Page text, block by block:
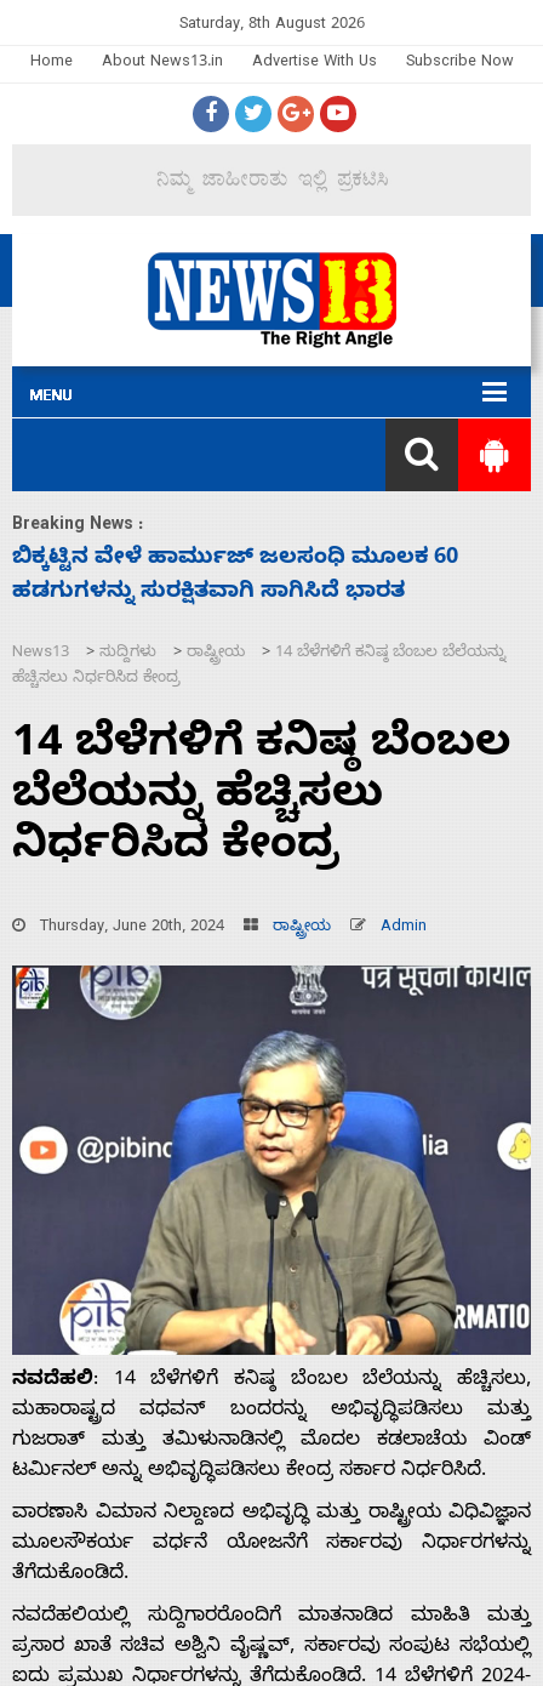
Saturday, 8th August 2026
Home
About News13.in Advertise With Us Subscribe Now
Breaking News :
ನಾಗೇಂದ್ರ ರಾಜೀನಾಮೆ ಕೊಡದಿದ್ದರೆ ಸದನ ನಡೆಸಲು
ಬಿಡೆವು: ಛಲವಾದಿ ನಾರಾಯಣಸ್ವಾಮಿ
News13 > ಸುದ್ದಿಗಳು > ರಾಷ್ಟ್ರೀಯ > 14 ಬೆಳೆಗಳಿಗೆ ಕನಿಷ್ಠ ಬೆಂಬಲ ಬೆಲೆಯನ್ನು
ಹೆಚ್ಚಿಸಲು ನಿರ್ಧರಿಸಿದ ಕೇಂದ್ರ
14 ಬೆಳೆಗಳಿಗೆ ಕನಿಷ್ಠ ಬೆಂಬಲ
ಬೆಲೆಯನ್ನು ಹೆಚ್ಚಿಸಲು
ನಿರ್ಧರಿಸಿದ ಕೇಂದ್ರ
Thursday, June 20th, 2024 ರಾಷ್ಟ್ರೀಯ Admin
ನವದೆಹಲಿ: 14 ಬೆಳೆಗಳಿಗೆ ಕನಿಷ್ಠ ಬೆಂಬಲ ಬೆಲೆಯನ್ನು ಹೆಚ್ಚಿಸಲು,
ಮಹಾರಾಷ್ಟ್ರದ ವಧವನ್ ಬಂದರನ್ನು ಅಭಿವೃದ್ಧಿಪಡಿಸಲು ಮತ್ತು
ಗುಜರಾತ್ ಮತ್ತು ತಮಿಳುನಾಡಿನಲ್ಲಿ ಮೊದಲ ಕಡಲಾಚೆಯ ವಿಂಡ್
ಟರ್ಮಿನಲ್ ಅನ್ನು ಅಭಿವೃದ್ಧಿಪಡಿಸಲು ಕೇಂದ್ರ ಸರ್ಕಾರ ನಿರ್ಧರಿಸಿದೆ.
ವಾರಣಾಸಿ ವಿಮಾನ ನಿಲ್ದಾಣದ ಅಭಿವೃದ್ಧಿ ಮತ್ತು ರಾಷ್ಟ್ರೀಯ ವಿಧಿವಿಜ್ಞಾನ
ಮೂಲಸೌಕರ್ಯ ವರ್ಧನೆ ಯೋಜನೆಗೆ ಸರ್ಕಾರವು ನಿರ್ಧಾರಗಳನ್ನು
ತೆಗೆದುಕೊಂಡಿದೆ.
ನವದೆಹಲಿಯಲ್ಲಿ ಸುದ್ದಿಗಾರರೊಂದಿಗೆ ಮಾತನಾಡಿದ ಮಾಹಿತಿ ಮತ್ತು
ಪ್ರಸಾರ ಖಾತೆ ಸಚಿವ ಅಶ್ವಿನಿ ವೈಷ್ಣವ್, ಸರ್ಕಾರವು ಸಂಪುಟ ಸಭೆಯಲ್ಲಿ
ಐದು ಪ್ರಮುಖ ನಿರ್ಧಾರಗಳನ್ನು ತೆಗೆದುಕೊಂಡಿದೆ. 14 ಬೆಳೆಗಳಿಗೆ 2024-